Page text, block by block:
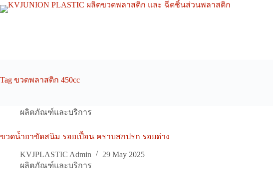
Skip
to
Tag ขวดพลาสติก 450cc
ผลิตภัณฑ์และบริการ
ขวดน้ำยาขัดสนิม รอยเปื้อน คราบสกปรก รอยด่าง
KVJPLASTIC Admin
29 May 2025
ผลิตภัณฑ์และบริการ